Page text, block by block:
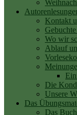
Kontakt
Wo wir
Ablauf
Die
Unsere
Das
Das